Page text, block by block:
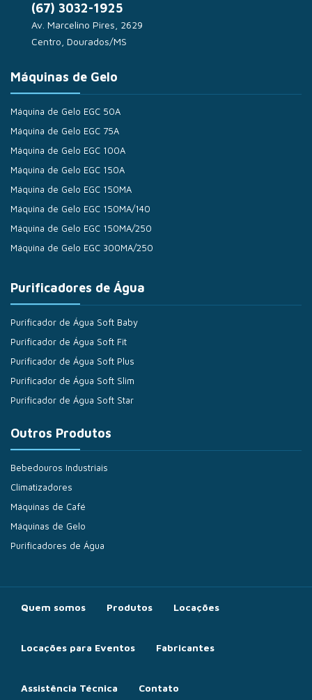
(67) 3032-1925
Av. Marcelino Pires, 2629
Centro, Dourados/MS
Máquinas de Gelo
Máquina de Gelo EGC 50A
Máquina de Gelo EGC 75A
Máquina de Gelo EGC 100A
Máquina de Gelo EGC 150A
Máquina de Gelo EGC 150MA
Máquina de Gelo EGC 150MA/140
Máquina de Gelo EGC 150MA/250
Máquina de Gelo EGC 300MA/250
Purificadores de Água
Purificador de Água Soft Baby
Purificador de Água Soft Fit
Purificador de Água Soft Plus
Purificador de Água Soft Slim
Purificador de Água Soft Star
Outros Produtos
Bebedouros Industriais
Climatizadores
Máquinas de Café
Máquinas de Gelo
Purificadores de Água
Quem somos Produtos Locações
Locações para Eventos Fabricantes
Assistência Técnica Contato